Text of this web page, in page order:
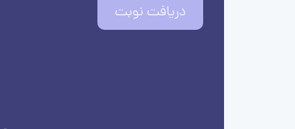
دریافت نوبت